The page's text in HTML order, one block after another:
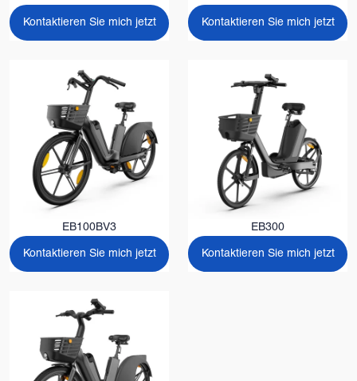
Kontaktieren Sie mich jetzt Kontaktieren Sie mich jetzt
EB100BV3
Kontaktieren Sie mich jetzt
EB300
Kontaktieren Sie mich jetzt